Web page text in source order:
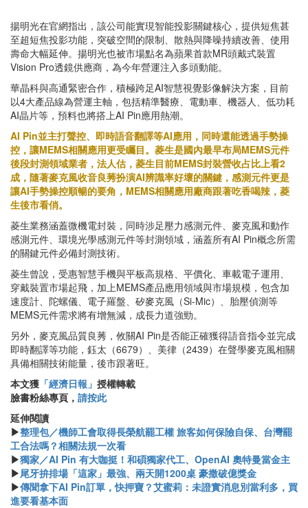
揚明光在官網指出，該公司能實現智能投影關鍵核心，提供短焦甚
至超短焦投影功能，突破空間的限制、散熱與降噪持續改善、使用
壽命大幅延伸。揚明光也被市場點名為蘋果首款MR頭戴式裝置
Vision Pro透鏡供應商，為今年營運注入多頭動能。
華晶科與高通緊密合作，積極跨足AI智慧視覺影像解決方案，目前
以4大產品線為營運主軸，包括精準醫療、電動車、機器人、低功耗
AI晶片等，預料也將搭上AI Pin應用熱潮。
AI Pin並主打聲控、即時語音翻譯等AI應用，同時還能透過手勢操
控，讓MEMS相關應用更受矚目。菱生是國內最早布局MEMS元件
後段封測領域業者，法人估，菱生目前MEMS封裝營收占比上看2
成，隨著麥克風收音良莠扮演AI辨識率好壞的關鍵，感測元件更是
讓AI手勢操控順暢的要角，MEMS相關應用廠商跟著吃香喝辣，菱
生後市看俏。
菱生業務涵蓋微機電封裝，同時涉足壓力感測元件、麥克風和動作
感測元件、環境光學感測元件等封測領域，涵蓋所有AI Pin概念所需
的關鍵元件必備封測技術。
菱生曾說，受惠智慧手機與平板高規格、平價化、車載電子運用、
穿戴裝置市場起飛，加上MEMS產品應用領域與市場規模，包含加
速度計、陀螺儀、電子羅盤、矽麥克風（Si-Mic）、胎壓偵測等
MEMS元件需求將有增無減，成長力道強勁。
另外，麥克風品質良莠，攸關AI Pin是否能正確獲得語音指令並完成
即時翻譯等功能，鈺太（6679）、美律（2439）在聲學麥克風相關
具備相關技術能量，後市跟著旺。
本文獲 「經濟日報」 授權轉載
臉書粉絲專頁， 請按此
延伸閱讀
▶整理包／機師工會取得長榮航罷工權 旅客如何保險自保、台灣罷
工合法嗎？相關法規一次看
▶獨家／AI Pin 有大咖挺！和碩獨家代工、OpenAI 奧特曼當金主
▶尾牙拚排場「這家」最強、兩天開1200桌 豪撒破億獎金
▶傳聞拿下AI Pin訂單，快押寶？艾蜜莉：未證實消息別當利多，買
進要看基本面